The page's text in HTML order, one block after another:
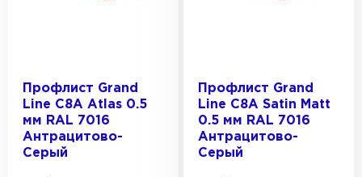
Профлист Grand
Line C8A Atlas 0.5
мм RAL 7016
Антрацитово-
Серый
Профлист Grand
Line C8A Satin Matt
0.5 мм RAL 7016
Антрацитово-
Серый